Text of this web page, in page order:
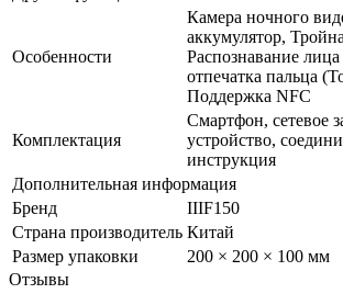
Особенности
Камера ночного
аккумулятор,
Распознавание
отпечатка пальца
Поддержка NFC
Комплектация
Смартфон, сетевое
устройство,
инструкция
Дополнительная информация
Бренд
IIIF150
Страна производитель Китай
Размер упаковки
200 × 200 × 100 мм
Отзывы